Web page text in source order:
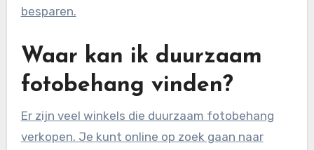
besparen.
Waar kan ik duurzaam
fotobehang vinden?
Er zijn veel winkels die duurzaam fotobehang
verkopen. Je kunt online op zoek gaan naar